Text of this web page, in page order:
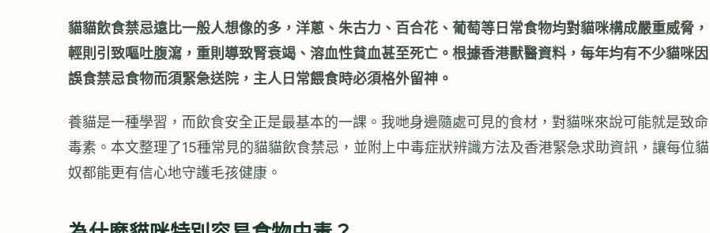
貓貓飲食禁忌遠比一般人想像的多，洋蔥、朱古力、百合花、葡萄等日常食物均對貓咪構成嚴重威脅，
輕則引致嘔吐腹瀉，重則導致腎衰竭、溶血性貧血甚至死亡。根據香港獸醫資料，每年均有不少貓咪因
誤食禁忌食物而須緊急送院，主人日常餵食時必須格外留神。
養貓是一種學習，而飲食安全正是最基本的一課。我哋身邊隨處可見的食材，對貓咪來說可能就是致命
毒素。本文整理了15種常見的貓貓飲食禁忌，並附上中毒症狀辨識方法及香港緊急求助資訊，讓每位貓
奴都能更有信心地守護毛孩健康。